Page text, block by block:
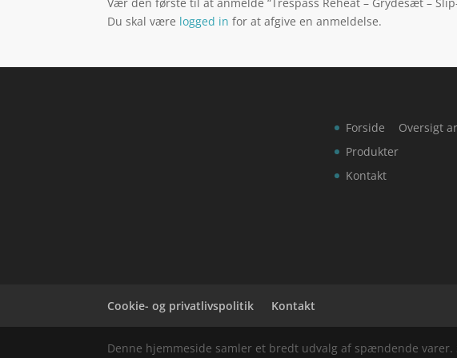
Du skal være logged in for at afgive en anmeldelse.
Forside
Produkter
Kontakt
Oversigt
Cookie- og privatlivspolitik Kontakt
Denne hjemmeside samler et bredt udvalg af spændende